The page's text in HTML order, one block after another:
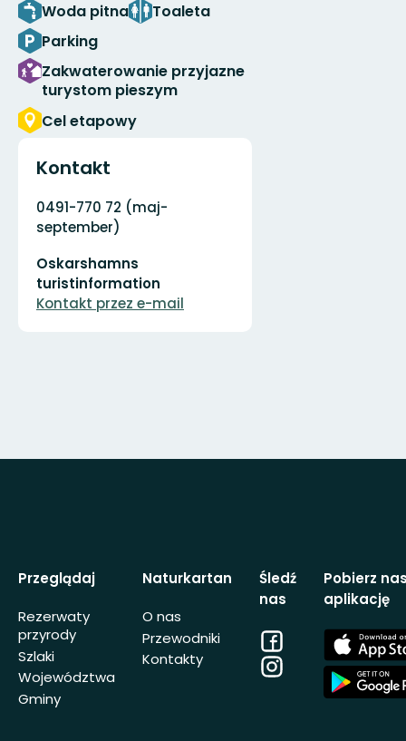
Woda pitna
Toaleta
Parking
Zakwaterowanie przyjazne
turystom pieszym
Cel etapowy
Kontakt
Adres
0491-770 72 (maj-
september)
e-
mail
Oskarshamns
turistinformation
Kontakt przez e-mail
Przeglądaj
Rezerwaty
przyrody
Szlaki
Województwa
Gminy
Naturkartan
O nas
Przewodniki
Kontakty
Śledź
nas
Facebook
Instagram
Pobierz
aplikację
App
Store
App
Store